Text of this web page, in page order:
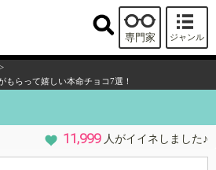
ジャンル
専門家
>
もらって嬉しい本命チョコ7選！
11,999 人がイイネしました♪